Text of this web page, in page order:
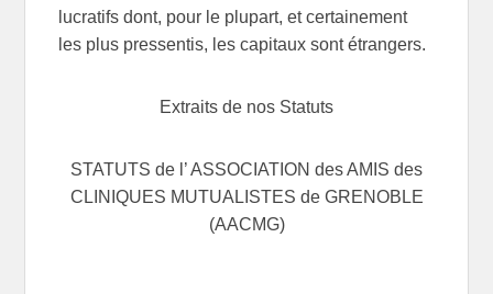
lucratifs dont, pour le plupart, et certainement
les plus pressentis, les capitaux sont étrangers.
Extraits de nos Statuts
STATUTS de l’ ASSOCIATION des AMIS des
CLINIQUES MUTUALISTES de GRENOBLE
(AACMG)